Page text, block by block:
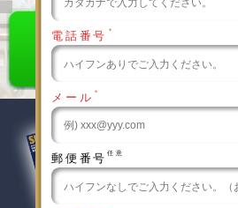
電話番号 ＊
メール ＊
郵便番号 任意
0120-